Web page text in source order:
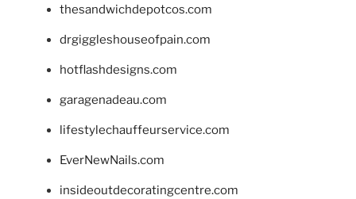
thesandwichdepotcos.com
drgiggleshouseofpain.com
hotflashdesigns.com
garagenadeau.com
lifestylechauffeurservice.com
EverNewNails.com
insideoutdecoratingcentre.com